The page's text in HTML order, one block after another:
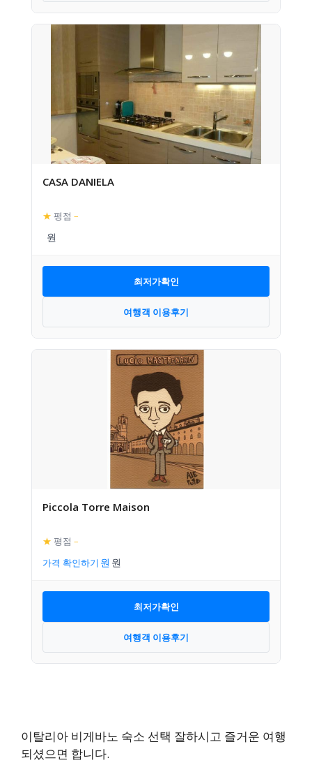
CASA DANIELA
★ 평점 –
최저가확인
여행객 이용후기
Piccola Torre Maison
★ 평점 –
가격 확인하기
최저가확인
여행객 이용후기
이탈리아 비게바노 숙소 선택 잘하시고 즐거운 여행
되셨으면 합니다.